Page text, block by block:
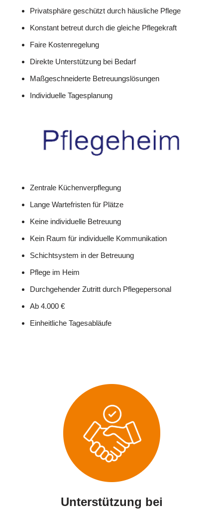
Privatsphäre geschützt durch häusliche Pflege
Konstant betreut durch die gleiche Pflegekraft
Faire Kostenregelung
Direkte Unterstützung bei Bedarf
Maßgeschneiderte Betreuungslösungen
Individuelle Tagesplanung
Zentrale Küchenverpflegung
Lange Wartefristen für Plätze
Keine individuelle Betreuung
Kein Raum für individuelle Kommunikation
Schichtsystem in der Betreuung
Pflege im Heim
Durchgehender Zutritt durch Pflegepersonal
Ab 4.000 €
Einheitliche Tagesabläufe
Unterstützung bei